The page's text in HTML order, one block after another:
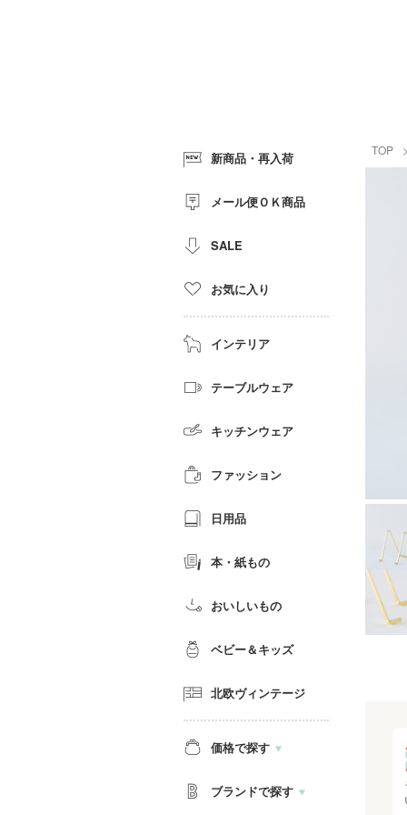
TOP
新商品・再入荷
メール便ＯＫ商品
SALE
お気に入り
インテリア
テーブルウェア
キッチンウェア
ファッション
日用品
本・紙もの
おいしいもの
ベビー＆キッズ
北欧ヴィンテージ
価格で探す
ブランドで探す